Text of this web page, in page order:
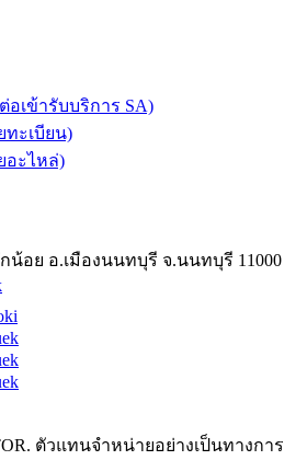
อเข้ารับบริการ SA)
ทะเบียน)
อะไหล่)
น้อย อ.เมืองนนทบุรี จ.นนทบุรี 11000
ตัวแทนจำหน่ายอย่างเป็นทางการ